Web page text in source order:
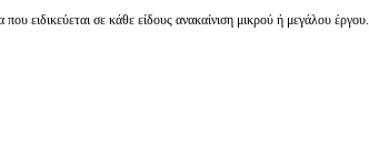
ειδικεύεται σε κάθε είδους ανακαίνιση μικρού ή μεγάλου έργου.